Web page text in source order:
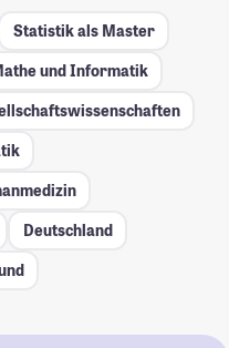
Statistik als Master
und Informatik
Deutschland